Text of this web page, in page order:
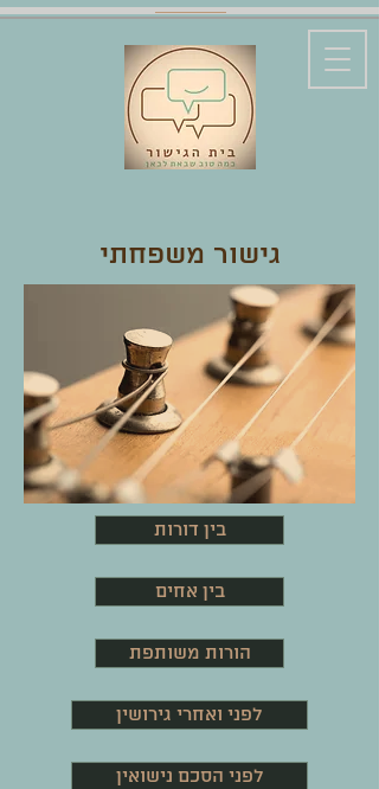
גישור משפחתי
בין דורות
בין אחים
הורות משותפת
לפני ואחרי גירושין
לפני הסכם נישואין